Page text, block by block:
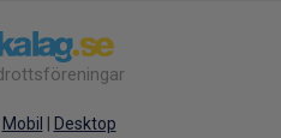
Mobil Desktop